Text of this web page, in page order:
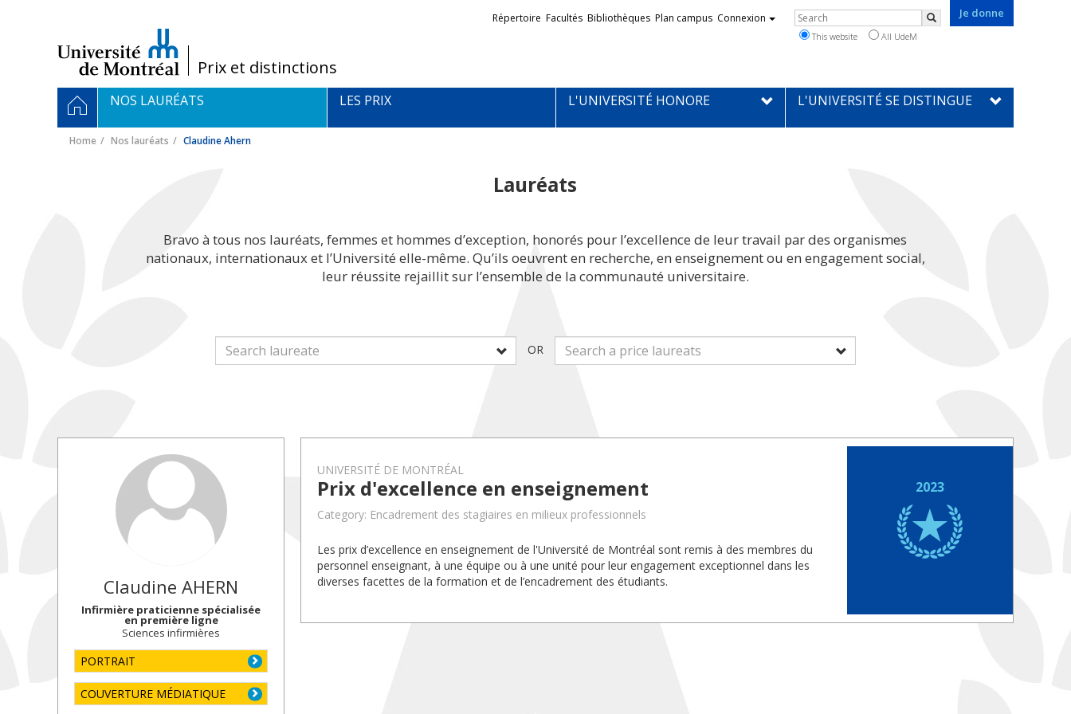
/Prix et distinctions
Je donne
Liens
externes
Répertoire Facultés Bibliothèques Plan campus Connexion Rechercher
Search
This website All UdeM
Navigation
principale
HOMENOS LAURÉATS LES PRIX L'UNIVERSITÉ HONORE L'UNIVERSITÉ SE DISTINGUE
Home Nos lauréats Claudine Ahern
Lauréats
Bravo à tous nos lauréats, femmes et hommes d’exception, honorés pour l’excellence de leur travail par des organismes
nationaux, internationaux et l’Université elle-même. Qu’ils oeuvrent en recherche, en enseignement ou en engagement social,
leur réussite rejaillit sur l’ensemble de la communauté universitaire.
OR
Claudine AHERN
Infirmière praticienne spécialisée
en première ligne
Sciences infirmières
PORTRAIT
COUVERTURE MÉDIATIQUE
UNIVERSITÉ DE MONTRÉAL
Prix d'excellence en enseignement
Category: Encadrement des stagiaires en milieux professionnels
Les prix d’excellence en enseignement de l'Université de Montréal sont remis à des membres du
personnel enseignant, à une équipe ou à une unité pour leur engagement exceptionnel dans les
diverses facettes de la formation et de l’encadrement des étudiants.
2023